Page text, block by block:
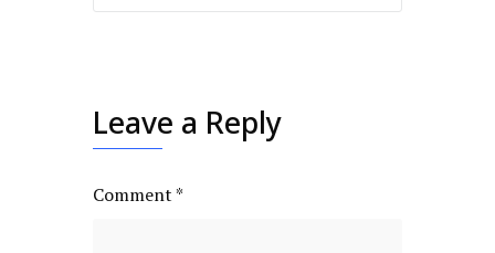
Leave a Reply
Comment*